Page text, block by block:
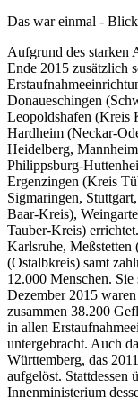
Das war einmal -
Aufgrund des starken
Ende 2015 zusätzlich
Donaueschingen
Leopoldshafen (Kreis
Hardheim (Neckar-
Heidelberg,
Philippsburg-
Ergenzingen (Kreis
Sigmaringen,
Baar-Kreis),
Tauber-Kreis)
Karlsruhe,
(Ostalbkreis) samt
12.000 Menschen.
Dezember 2015
zusammen 38.200
in allen
untergebracht. Auch
Württemberg, das
aufgelöst. Stattdessen
Innenministerium